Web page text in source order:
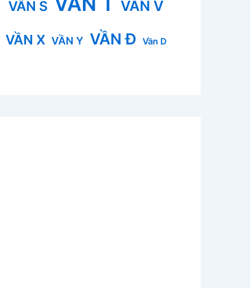
VẦN S VẦN V
VẦN X VẦN Y VẦN Đ Vần D